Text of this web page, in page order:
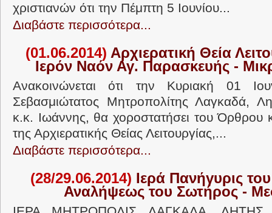
χριστιανών ότι την Πέμπτη 5 Ιουνίου...
Διαβάστε περισσότερα...
(01.06.2014) Αρχιερατική Θεία
Ιερόν Ναόν Αγ. Παρασκευής -
Ανακοινώνεται ότι την Κυριακή 01
Σεβασμιώτατος Μητροπολίτης Λαγκαδά,
κ.κ. Ιωάννης, θα χοροστατήσει του Όρθρου
της Αρχιερατικής Θείας Λειτουργίας,...
Διαβάστε περισσότερα...
(28/29.06.2014) Ιερά Πανήγυρις
Αναλήψεως του Σωτήρος -